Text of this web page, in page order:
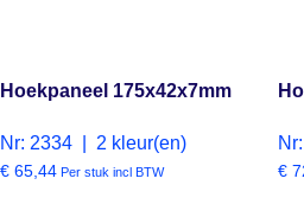
Hoekpaneel 175x42x7mm
Nr: 2334 | 2 kleur(en)
€ 65,44 Per stuk incl BTW €